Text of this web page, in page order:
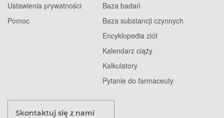
Ustawienia prywatności
Pomoc
Baza badań
Baza substancji czynnych
Encyklopedia ziół
Kalendarz ciąży
Kalkulatory
Pytanie do farmaceuty
Skontaktuj się z nami